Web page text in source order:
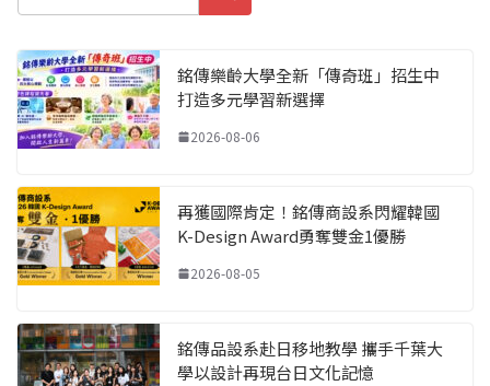
銘傳樂齡大學全新「傳奇班」招生中
打造多元學習新選擇
2026-08-06
再獲國際肯定！銘傳商設系閃耀韓國
K-Design Award勇奪雙金1優勝
2026-08-05
銘傳品設系赴日移地教學 攜手千葉大
學以設計再現台日文化記憶